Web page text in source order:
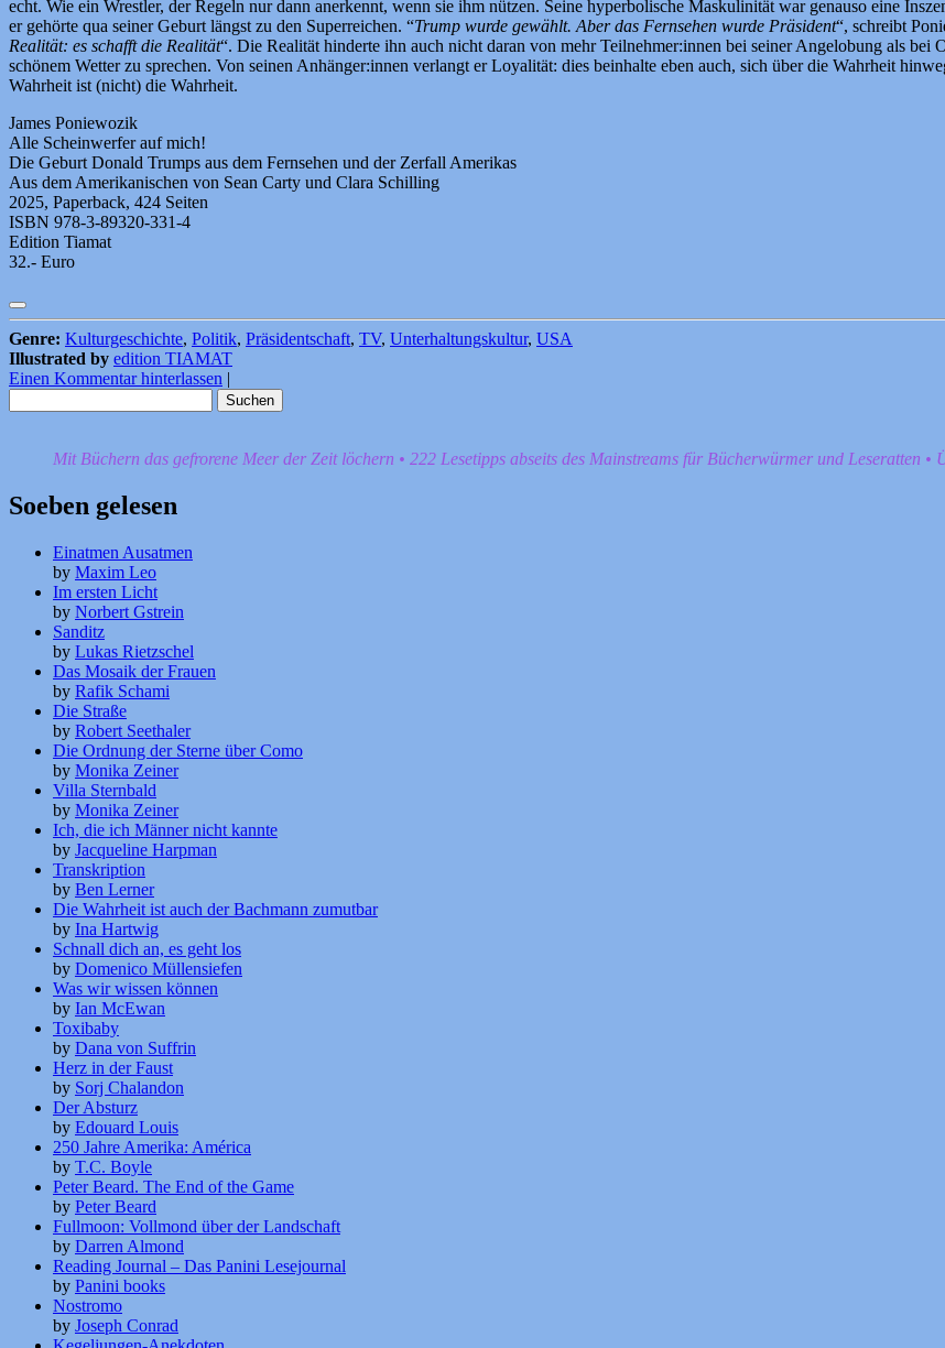
echt. Wie ein Wrestler, der Regeln nur dann anerkennt, wenn sie ihm nützen. Seine hyperbolische Maskulinität war genauso eine
er gehörte qua seiner Geburt längst zu den Superreichen. “Trump wurde gewählt. Aber das Fernsehen wurde Präsident“, schreibt
Realität: es schafft die Realität“. Die Realität hinderte ihn auch nicht daran von mehr Teilnehmer:innen bei seiner Angelobung als
schönem Wetter zu sprechen. Von seinen Anhänger:innen verlangt er Loyalität: dies beinhalte eben auch, sich über die Wahrheit
Wahrheit ist (nicht) die Wahrheit.
James Poniewozik
Alle Scheinwerfer auf mich!
Die Geburt Donald Trumps aus dem Fernsehen und der Zerfall Amerikas
Aus dem Amerikanischen von Sean Carty und Clara Schilling
2025, Paperback, 424 Seiten
ISBN 978-3-89320-331-4
Edition Tiamat
32.- Euro
Genre: Kulturgeschichte, Politik, Präsidentschaft, TV, Unterhaltungskultur, USA
Illustrated by edition TIAMAT
Einen Kommentar hinterlassen |
nach:
Mit Büchern das gefrorene Meer der Zeit löchern • 222 Lesetipps abseits des Mainstreams für Bücherwürmer und Leseratten •
Soeben gelesen
Einatmen Ausatmen
by Maxim Leo
Im ersten Licht
by Norbert Gstrein
Sanditz
by Lukas Rietzschel
Das Mosaik der Frauen
by Rafik Schami
Die Straße
by Robert Seethaler
Die Ordnung der Sterne über Como
by Monika Zeiner
Villa Sternbald
by Monika Zeiner
Ich, die ich Männer nicht kannte
by Jacqueline Harpman
Transkription
by Ben Lerner
Die Wahrheit ist auch der Bachmann zumutbar
by Ina Hartwig
Schnall dich an, es geht los
by Domenico Müllensiefen
Was wir wissen können
by Ian McEwan
Toxibaby
by Dana von Suffrin
Herz in der Faust
by Sorj Chalandon
Der Absturz
by Edouard Louis
250 Jahre Amerika: América
by T.C. Boyle
Peter Beard. The End of the Game
by Peter Beard
Fullmoon: Vollmond über der Landschaft
by Darren Almond
Reading Journal – Das Panini Lesejournal
by Panini books
Nostromo
by Joseph Conrad